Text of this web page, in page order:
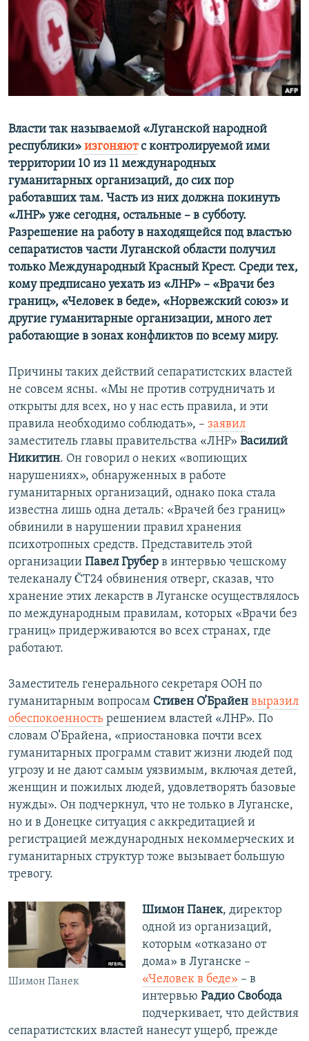
ПОБЕДИТЕЛЕЙ НЕ СУДЯТ?
КРЫМ.НЕПОКОРЕННЫЙ
ELIFBE
УКРАИНСКАЯ ПРОБЛЕМА КРЫМА
ПРИСОЕДИНЯЙТЕСЬ!
Власти так называемой «Луганской народной
республики» изгоняютс контролируемой ими
территории 10 из 11 международных
гуманитарных организаций, до сих пор
работавших там. Часть из них должна покинуть
«ЛНР» уже сегодня, остальные – в субботу.
Разрешение на работу в находящейся под властью
сепаратистов части Луганской области получил
только Международный Красный Крест. Среди тех,
кому предписано уехать из «ЛНР» – «Врачи без
границ», «Человек в беде», «Норвежский союз» и
другие гуманитарные организации, много лет
работающие в зонах конфликтов по всему миру.
Причины таких действий сепаратистских властей
не совсем ясны. «Мы не против сотрудничать и
открыты для всех, но у нас есть правила, и эти
правила необходимо соблюдать», – заявил
заместитель главы правительства «ЛНР» Василий
Никитин. Он говорил о неких «вопиющих
нарушениях», обнаруженных в работе
гуманитарных организаций, однако пока стала
известна лишь одна деталь: «Врачей без границ»
обвинили в нарушении правил хранения
психотропных средств. Представитель этой
организации Павел Грубер в интервью чешскому
телеканалу ČT24 обвинения отверг, сказав, что
хранение этих лекарств в Луганске осуществлялось
по международным правилам, которых «Врачи без
границ» придерживаются во всех странах, где
работают.
Заместитель генерального секретаря ООН по
гуманитарным вопросам Стивен О’Брайен выразил
обеспокоенность решением властей «ЛНР». По
словам О’Брайена, «приостановка почти всех
гуманитарных программ ставит жизни людей под
угрозу и не дают самым уязвимым, включая детей,
женщин и пожилых людей, удовлетворять базовые
нужды». Он подчеркнул, что не только в Луганске,
но и в Донецке ситуация с аккредитацией и
регистрацией международных некоммерческих и
гуманитарных структур тоже вызывает большую
тревогу.
Шимон Панек
Шимон Панек, директор
одной из организаций,
которым «отказано от
дома» в Луганске –
«Человек в беде» – в
интервью Радио Свобода
подчеркивает, что действия
сепаратистских властей нанесут ущерб, прежде